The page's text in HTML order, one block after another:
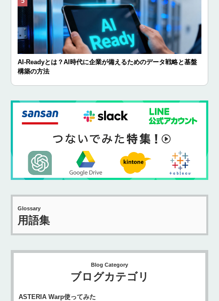
AI-Readyとは？AI時代に企業が備えるためのデータ戦略と基盤
構築の方法
Glossary
用語集
Blog Category
ブログカテゴリ
ASTERIA Warp使ってみた